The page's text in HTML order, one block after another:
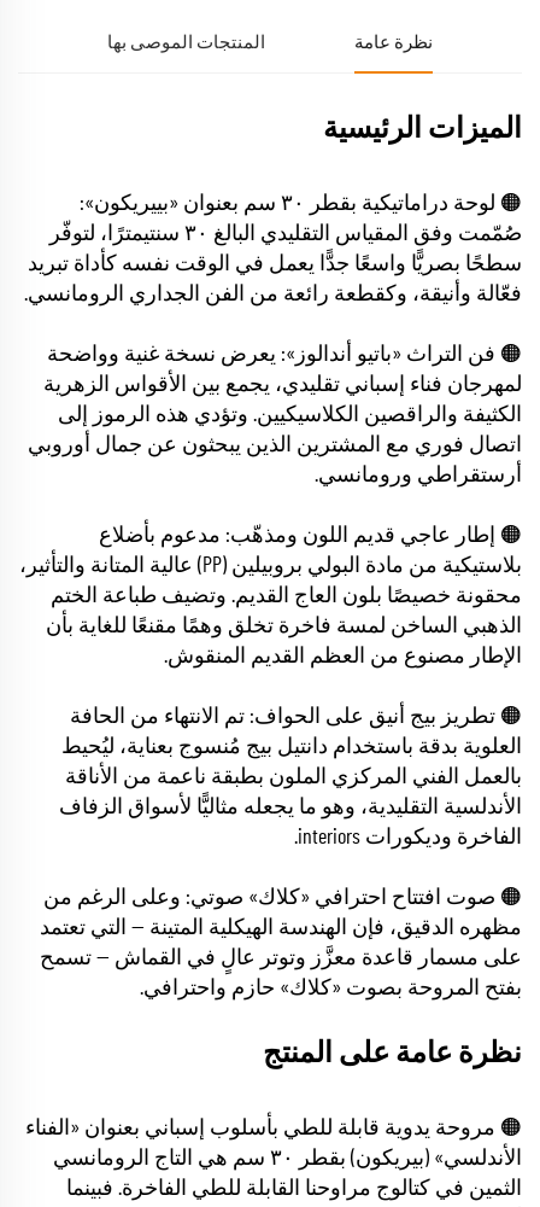
نظرة عامة المنتجات الموصى بها
الميزات الرئيسية
🟠 لوحة دراماتيكية بقطر ٣٠ سم بعنوان «بييريكون»:
صُمّمت وفق المقياس التقليدي البالغ ٣٠ سنتيمترًا، لتوفّر
سطحًا بصريًّا واسعًا جدًّا يعمل في الوقت نفسه كأداة تبريد
فعّالة وأنيقة، وكقطعة رائعة من الفن الجداري الرومانسي.
🟠 فن التراث «باتيو أندالوز»: يعرض نسخة غنية وواضحة
لمهرجان فناء إسباني تقليدي، يجمع بين الأقواس الزهرية
الكثيفة والراقصين الكلاسيكيين. وتؤدي هذه الرموز إلى
اتصال فوري مع المشترين الذين يبحثون عن جمال أوروبي
أرستقراطي ورومانسي.
🟠 إطار عاجي قديم اللون ومذهّب: مدعوم بأضلاع
بلاستيكية من مادة البولي بروبيلين (PP) عالية المتانة والتأثير،
محقونة خصيصًا بلون العاج القديم. وتضيف طباعة الختم
الذهبي الساخن لمسة فاخرة تخلق وهمًا مقنعًا للغاية بأن
الإطار مصنوع من العظم القديم المنقوش.
🟠 تطريز بيج أنيق على الحواف: تم الانتهاء من الحافة
العلوية بدقة باستخدام دانتيل بيج مُنسوج بعناية، ليُحيط
بالعمل الفني المركزي الملون بطبقة ناعمة من الأناقة
الأندلسية التقليدية، وهو ما يجعله مثاليًّا لأسواق الزفاف
الفاخرة وديكورات interiors.
🟠 صوت افتتاح احترافي «كلاك» صوتي: وعلى الرغم من
مظهره الدقيق، فإن الهندسة الهيكلية المتينة — التي تعتمد
على مسمار قاعدة معزَّز وتوتر عالٍ في القماش — تسمح
بفتح المروحة بصوت «كلاك» حازم واحترافي.
نظرة عامة على المنتج
🟠 مروحة يدوية قابلة للطي بأسلوب إسباني بعنوان «الفناء
الأندلسي» (بيريكون) بقطر ٣٠ سم هي التاج الرومانسي
الثمين في كتالوج مراوحنا القابلة للطي الفاخرة. فبينما